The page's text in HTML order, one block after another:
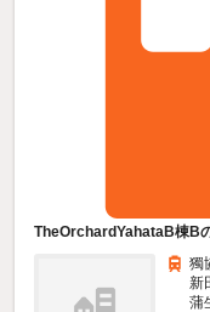
TheOrchardYahataB棟B
獨
新
蒲